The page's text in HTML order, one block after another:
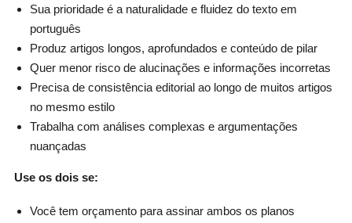
Sua prioridade é a naturalidade e fluidez do texto em
português
Produz artigos longos, aprofundados e conteúdo de pilar
Quer menor risco de alucinações e informações incorretas
Precisa de consistência editorial ao longo de muitos artigos
no mesmo estilo
Trabalha com análises complexas e argumentações
nuançadas
Use os dois se:
Você tem orçamento para assinar ambos os planos